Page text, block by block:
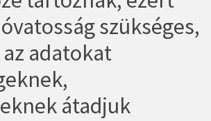
szükséges,
adatokat
átadjuk